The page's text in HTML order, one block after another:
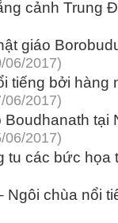
cảnh Trung
giáo
06/2017)
tiếng bởi
06/2017)
tại
06/2017)
tu các bức họa
Ngôi chùa nổi